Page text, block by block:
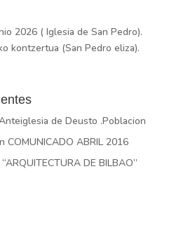
2026 ( Iglesia de San Pedro).
kontzertua (San Pedro eliza).
de Deusto .Poblacion
COMUNICADO ABRIL 2016
“ARQUITECTURA DE BILBAO”